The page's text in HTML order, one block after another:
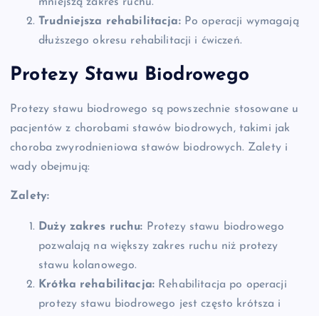
mniejszą zakres ruchu.
Trudniejsza rehabilitacja:Po operacji wymagają
dłuższego okresu rehabilitacji i ćwiczeń.
Protezy Stawu Biodrowego
Protezy stawu biodrowego są powszechnie stosowane u
pacjentów z chorobami stawów biodrowych, takimi jak
choroba zwyrodnieniowa stawów biodrowych. Zalety i
wady obejmują:
Zalety:
Duży zakres ruchu: Protezy stawu biodrowego
pozwalają na większy zakres ruchu niż protezy
stawu kolanowego.
Krótka rehabilitacja: Rehabilitacja po operacji
protezy stawu biodrowego jest często krótsza i